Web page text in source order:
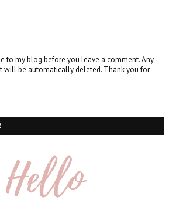
to my blog before you leave a comment. Any
will be automatically deleted. Thank you for